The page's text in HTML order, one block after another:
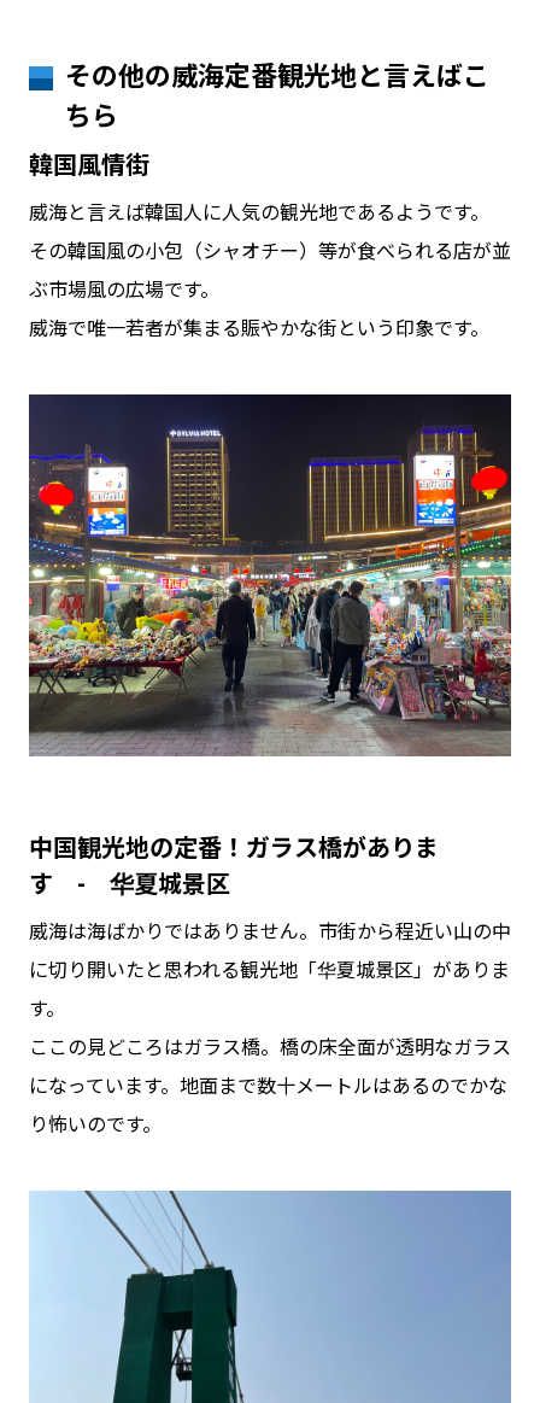
その他の威海定番観光地と言えばこ
ちら
韓国風情街
威海と言えば韓国人に人気の観光地であるようです。
その韓国風の小包（シャオチー）等が食べられる店が並
ぶ市場風の広場です。
威海で唯一若者が集まる賑やかな街という印象です。
中国観光地の定番！ガラス橋がありま
す - 华夏城景区
威海は海ばかりではありません。市街から程近い山の中
に切り開いたと思われる観光地「华夏城景区」がありま
す。
ここの見どころはガラス橋。橋の床全面が透明なガラス
になっています。地面まで数十メートルはあるのでかな
り怖いのです。